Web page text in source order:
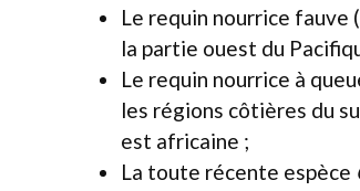
Le requin nourrice fauve (
la partie ouest du
Le requin nourrice à
les régions côtières du
est africaine ;
La toute récente espèce